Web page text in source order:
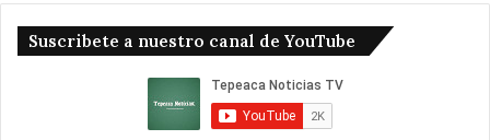
Suscribete a nuestro canal de YouTube